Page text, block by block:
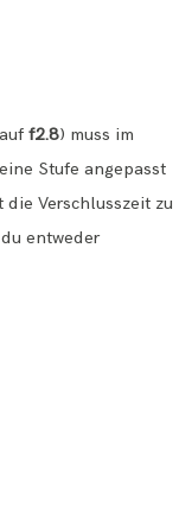
f2.8) muss im
Stufe angepasst
Verschlusszeit zu
entweder